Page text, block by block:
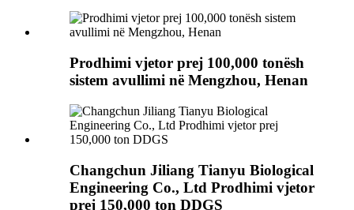
Prodhimi vjetor prej 100,000 tonësh
sistem avullimi në Mengzhou, Henan
Changchun Jiliang Tianyu Biological
Engineering Co., Ltd Prodhimi vjetor
prej 150,000 ton DDGS